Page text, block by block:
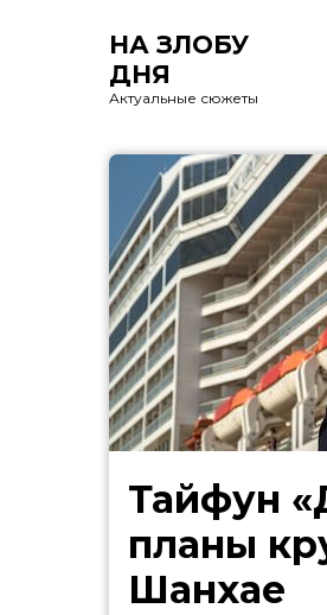
НА ЗЛОБУ
ДНЯ
Актуальные сюжеты
Тайфун
планы
Шанхае